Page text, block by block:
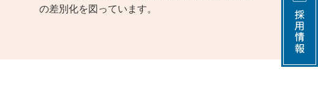
の差別化を図っています。